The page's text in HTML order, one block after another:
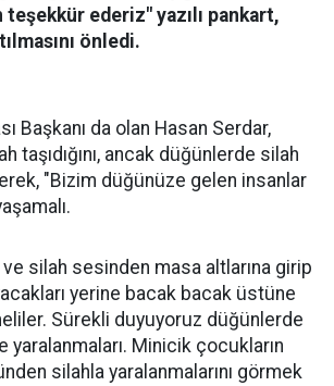
teşekkür ederiz" yazılı pankart,
önledi.
Başkanı da olan Hasan Serdar,
taşıdığını, ancak düğünlerde silah
"Bizim düğünüze gelen insanlar
silah sesinden masa altlarına girip
yerine bacak bacak üstüne
Sürekli duyuyoruz düğünlerde
yaralanmaları. Minicik çocukların
silahla yaralanmalarını görmek